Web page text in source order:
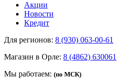
Акции
Новости
Кредит
Для регионов: 8 (930) 063-00-61
Магазин в Орле: 8 (4862) 630061
Мы работаем: (по МСК)